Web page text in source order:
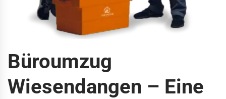
Büroumzug
Wiesendangen – Eine